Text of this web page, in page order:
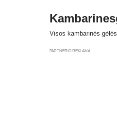
Visos kambarinės gėlės
PARTNERIO REKLAMA